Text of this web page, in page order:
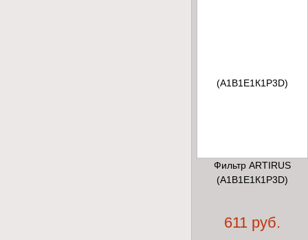
Фильтр ARTIRUS
(А1В1Е1К1Р3D)
611 руб.